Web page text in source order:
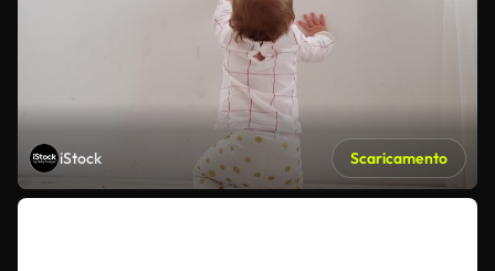
iStock Scaricamento